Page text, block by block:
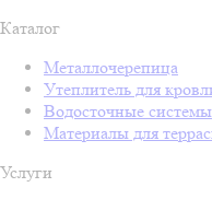
Каталог
Металлочерепица
Утеплитель для
Водосточные системы
Материалы для
Услуги